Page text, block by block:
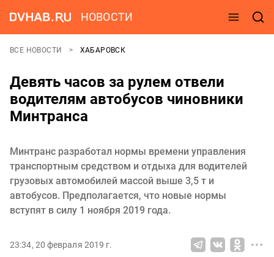
НОВОСТИ
ВСЕ НОВОСТИ ХАБАРОВСК
Девять часов за рулем отвели
водителям автобусов чиновники
Минтранса
Минтранс разработал нормы времени управления
транспортным средством и отдыха для водителей
грузовых автомобилей массой выше 3,5 т и
автобусов. Предполагается, что новые нормы
вступят в силу 1 ноября 2019 года.
23:34, 20 февраля 2019 г.